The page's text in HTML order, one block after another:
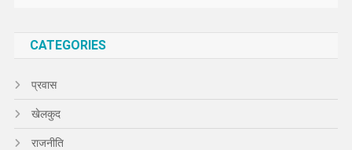
CATEGORIES
प्रवास
खेलकुद
राजनीति